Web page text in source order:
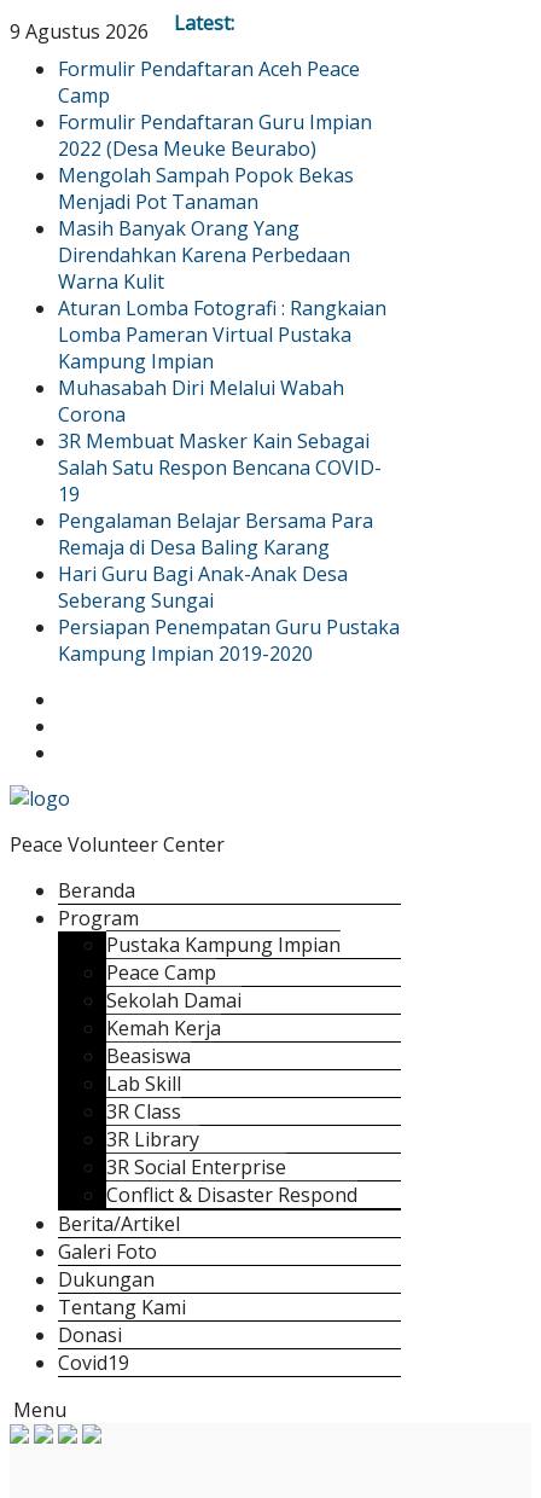
9 Agustus 2026
Latest:
Formulir Pendaftaran Aceh Peace
Camp
Formulir Pendaftaran Guru Impian
2022 (Desa Meuke Beurabo)
Mengolah Sampah Popok Bekas
Menjadi Pot Tanaman
Masih Banyak Orang Yang
Direndahkan Karena Perbedaan
Warna Kulit
Aturan Lomba Fotografi : Rangkaian
Lomba Pameran Virtual Pustaka
Kampung Impian
Muhasabah Diri Melalui Wabah
Corona
3R Membuat Masker Kain Sebagai
Salah Satu Respon Bencana COVID-
19
Pengalaman Belajar Bersama Para
Remaja di Desa Baling Karang
Hari Guru Bagi Anak-Anak Desa
Seberang Sungai
Persiapan Penempatan Guru Pustaka
Kampung Impian 2019-2020
Peace Volunteer Center
Beranda
Program
Pustaka Kampung Impian
Peace Camp
Sekolah Damai
Kemah Kerja
Beasiswa
Lab Skill
3R Class
3R Library
3R Social Enterprise
Conflict & Disaster Respond
Berita/Artikel
Galeri Foto
Dukungan
Tentang Kami
Donasi
Covid19
Menu